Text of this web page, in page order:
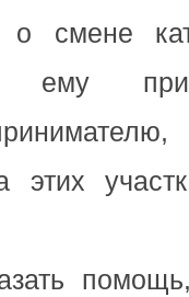
о смене
ему
этих